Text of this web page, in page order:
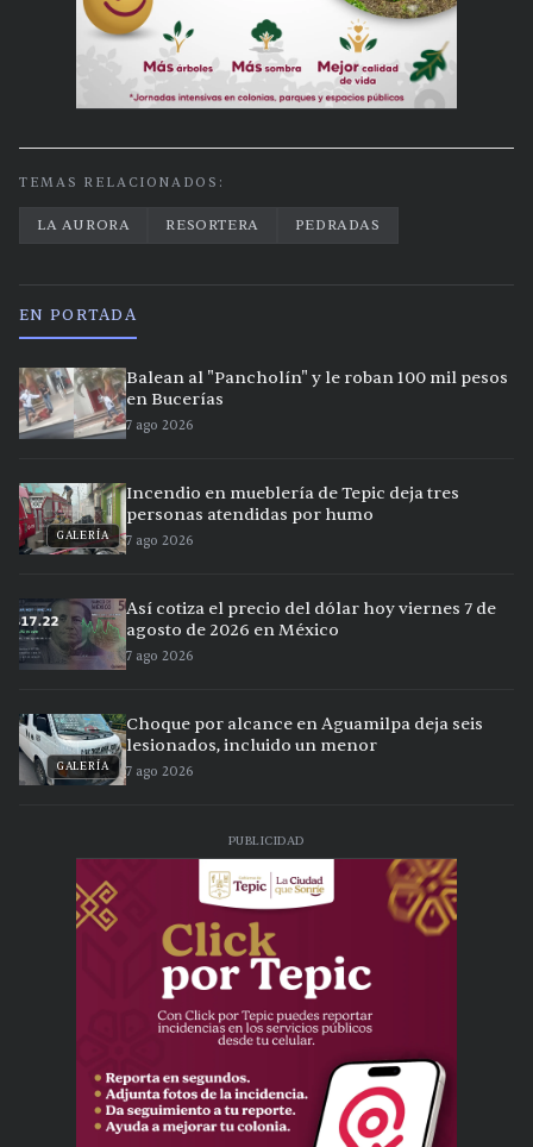
TEMAS RELACIONADOS:
LA AURORA RESORTERA PEDRADAS
EN PORTADA
Balean al "Pancholín" y le roban 100 mil pesos
en Bucerías
7 ago 2026
GALERÍA
Incendio en mueblería de Tepic deja tres
personas atendidas por humo
7 ago 2026
Así cotiza el precio del dólar hoy viernes 7 de
agosto de 2026 en México
7 ago 2026
GALERÍA
Choque por alcance en Aguamilpa deja seis
lesionados, incluido un menor
7 ago 2026
PUBLICIDAD